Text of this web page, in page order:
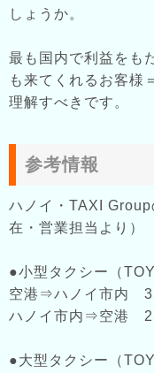
しょうか。
最も国内で利益をも
も来てくれるお客様
理解すべきです。
参考情報
ハノイ・TAXI
在・営業担当より）
●小型タクシー（
空港⇒ハノイ市内
ハノイ市内⇒空港
●大型タクシー（